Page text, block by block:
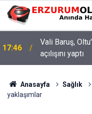
17:46
Vali Baruş,
açılışını yaptı
Anasayfa Sağlık
yaklaşımlar